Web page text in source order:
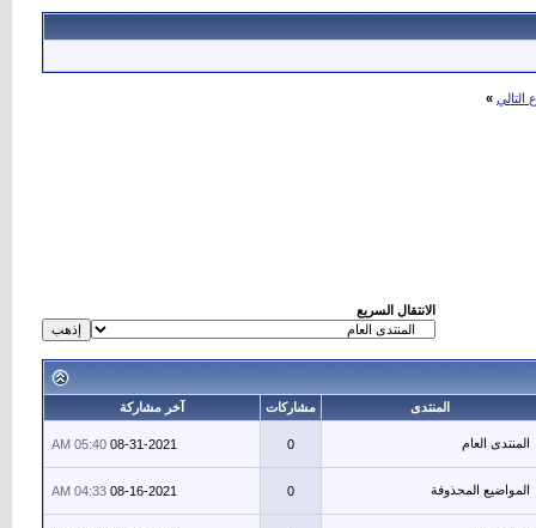
التالي »
الانتقال السريع
المنتدى مشاركات آخر مشاركة
المنتدى العام 0
08-31-2021
05:40 AM
المواضيع المحذوفة 0
08-16-2021
04:33 AM